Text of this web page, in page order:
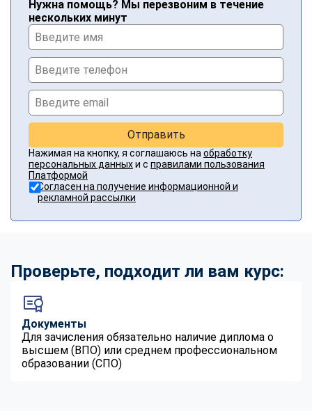
Нужна помощь? Мы перезвоним в течение
нескольких минут
Отправить
Нажимая на кнопку, я соглашаюсь на обработку
персональных данныхи с правилами пользования
Платформой
Согласен на получение информационной и
рекламной рассылки
Проверьте, подходит ли вам курс:
Документы
Для зачисления обязательно наличие диплома о
высшем (ВПО) или среднем профессиональном
образовании (СПО)